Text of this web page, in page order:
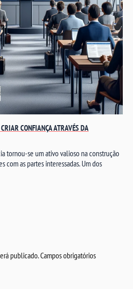
CONFIANÇA ATRAVÉS DA
tornou-se um ativo valioso na construção
com as partes interessadas. Um dos
publicado.Campos obrigatórios